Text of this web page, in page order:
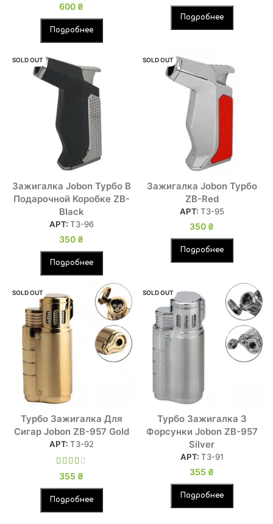
600 ₴
Подробнее
Подробнее
SOLD OUT
Зажигалка Jobon Турбо В
Подарочной Коробке ZB-
Black
АРТ: ТЗ-96
350 ₴
Подробнее
SOLD OUT
Зажигалка Jobon Турбо
ZB-Red
АРТ: ТЗ-95
350 ₴
Подробнее
SOLD OUT
Турбо Зажигалка Для
Сигар Jobon ZB-957 Gold
АРТ: ТЗ-92
355 ₴
Подробнее
SOLD OUT
Турбо Зажигалка 3
Форсунки Jobon ZB-957
Silver
АРТ: ТЗ-91
355 ₴
Подробнее